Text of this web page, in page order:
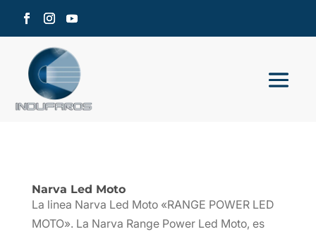
Narva Led Moto
La linea Narva Led Moto «RANGE POWER LED
MOTO». La Narva Range Power Led Moto, es